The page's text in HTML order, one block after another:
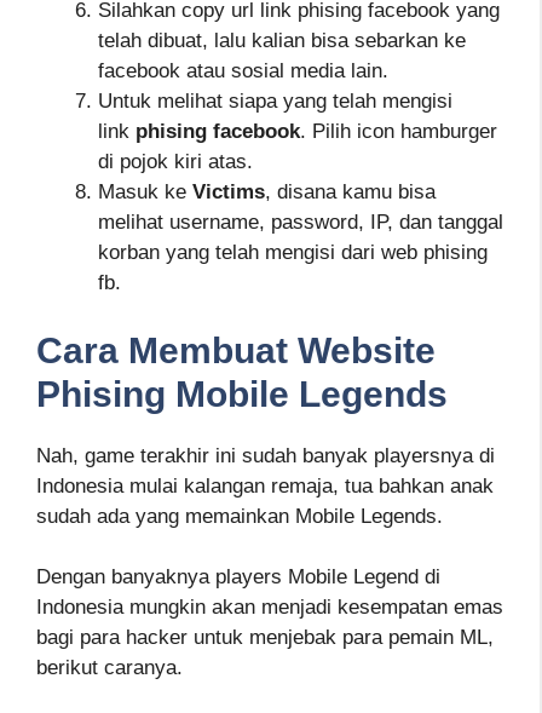
Silahkan copy url link phising facebook yang
telah dibuat, lalu kalian bisa sebarkan ke
facebook atau sosial media lain.
Untuk melihat siapa yang telah mengisi
link phising facebook. Pilih icon hamburger
di pojok kiri atas.
Masuk ke Victims, disana kamu bisa
melihat username, password, IP, dan tanggal
korban yang telah mengisi dari web phising
fb.
Cara Membuat Website
Phising Mobile Legends
Nah, game terakhir ini sudah banyak playersnya di
Indonesia mulai kalangan remaja, tua bahkan anak
sudah ada yang memainkan Mobile Legends.
Dengan banyaknya players Mobile Legend di
Indonesia mungkin akan menjadi kesempatan emas
bagi para hacker untuk menjebak para pemain ML,
berikut caranya.